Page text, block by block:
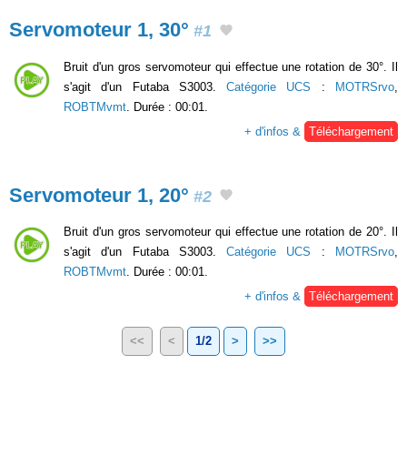
Servomoteur 1, 30° #1
Bruit d'un gros servomoteur qui effectue une rotation de 30°. Il
s'agit d'un Futaba S3003.Catégorie UCS : MOTRSrvo
ROBTMvmt . Durée : 00:01.
+ d'infos &
Téléchargement
Servomoteur 1, 20° #2
Bruit d'un gros servomoteur qui effectue une rotation de 20°. Il
s'agit d'un Futaba S3003.Catégorie UCS : MOTRSrvo,
ROBTMvmt. Durée : 00:01.
+ d'infos & Téléchargement
<< < 1/2 > >>